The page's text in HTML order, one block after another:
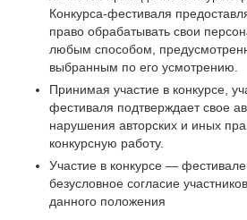
Конкурса-фестиваля
право обрабатывать свои
любым способом,
выбранным по его усмотрению.
Принимая участие в конкурсе,
фестиваля подтверждает свое
нарушения авторских и иных
конкурсную работу.
Участие в конкурсе —
безусловное согласие
данного положения